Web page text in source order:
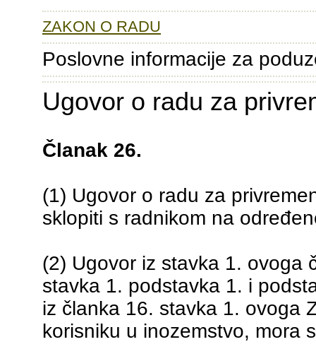
ZAKON O RADU
Poslovne informacije za
Ugovor o radu za
Članak 26.
(1) Ugovor o radu za
sklopiti s radnikom na
(2) Ugovor iz stavka 1. ovoga
stavka 1. podstavka 1. i
iz članka 16. stavka 1. ovoga
korisniku u inozemstvo, mora